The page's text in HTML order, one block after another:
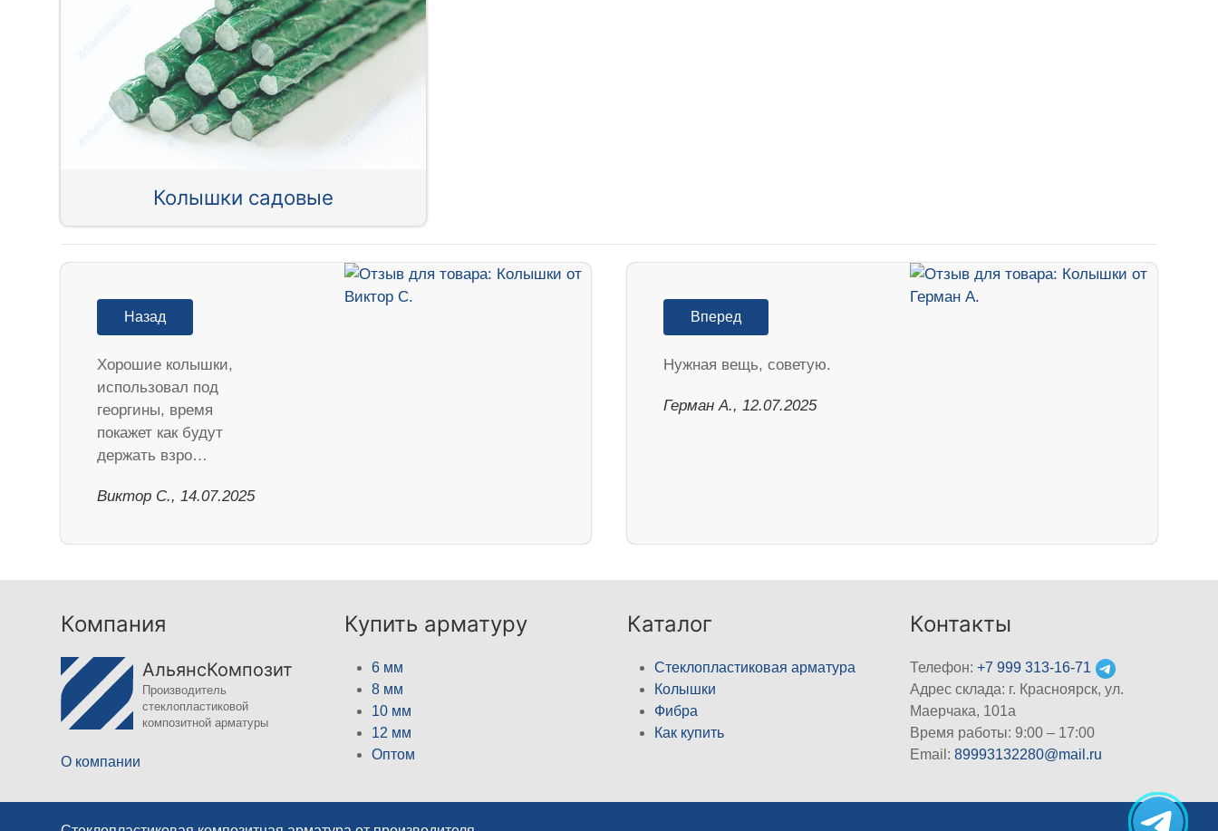
Колышки садовые
Назад
Хорошие колышки,
использовал под
георгины, время
покажет как будут
держать взро…
Виктор С., 14.07.2025
Вперед
Нужная вещь, советую.
Герман А., 12.07.2025
Компания
АльянсКомпозит
Производитель
стеклопластиковой
композитной арматуры
О компании
Купить арматуру
6 мм
8 мм
10 мм
12 мм
Оптом
Каталог
Стеклопластиковая арматура
Колышки
Фибра
Как купить
Контакты
Телефон:+7 999 313-16-71
Адрес склада: г. Красноярск, ул.
Маерчака, 101а
Время работы: 9:00 – 17:00
Email:89993132280@mail.ru